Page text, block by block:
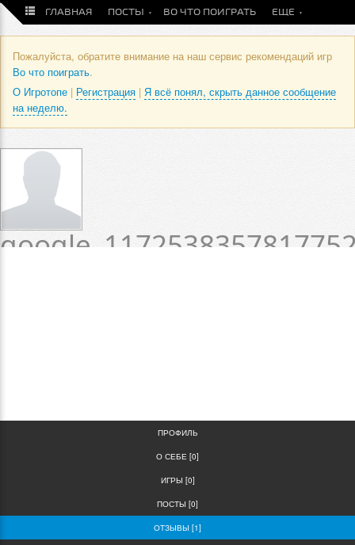
ГЛАВНАЯ ПОСТЫ ВО ЧТО ПОИГРАТЬ ЕЩЕ
Пожалуйста, обратите внимание на наш сервис рекомендаций игр
Во что поиграть.
О Игротопе | Регистрация | Я всё понял, скрыть данное сообщение
на неделю.
ПРОФИЛЬ
О СЕБЕ [0]
ИГРЫ [0]
ПОСТЫ [0]
ОТЗЫВЫ [1]